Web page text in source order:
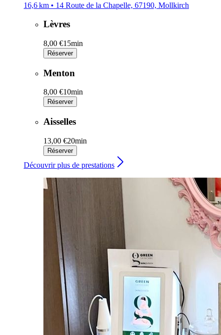
16,6 km • 14 Route de la Chapelle, 67190, Mollkirch
Lèvres
8,00 €15min
Réserver
Menton
8,00 €10min
Réserver
Aisselles
13,00 €20min
Réserver
Découvrir plus de prestations